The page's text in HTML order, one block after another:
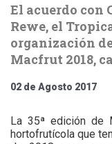
El acuerdo con
Rewe, el
organización
Macfrut 2018,
02 de Agosto 2017
La 35ª edición de
hortofrutícola que